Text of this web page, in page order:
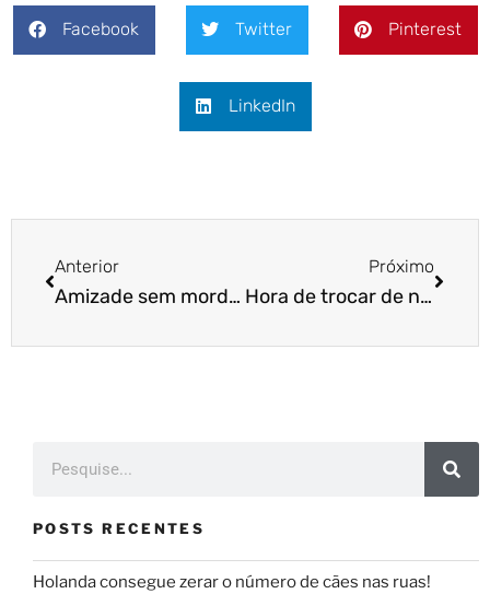
Facebook Twitter Pinterest
LinkedIn
Anterior
Amizade sem mordidas – Parte 2
Próximo
Hora de trocar de nome
POSTS RECENTES
Holanda consegue zerar o número de cães nas ruas!